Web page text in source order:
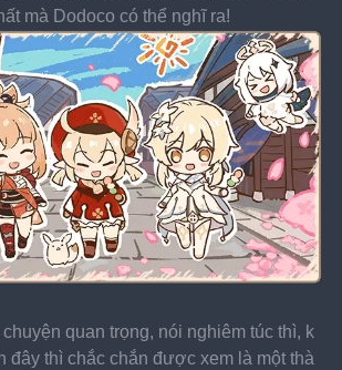
mà Dodoco có thể nghĩ ra!
chuyện quan trọng, nói nghiêm túc thì, k
đây thì chắc chắn được xem là một thà